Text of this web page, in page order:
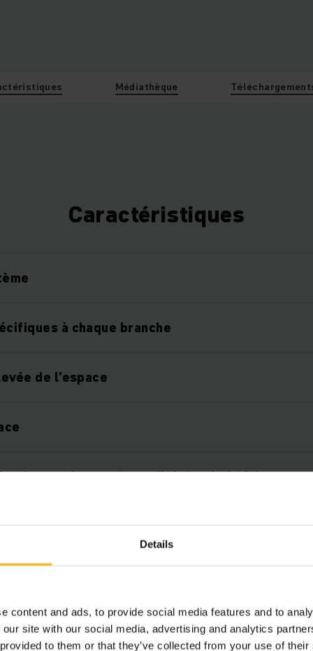
Details
content and ads, to provide social media features and to
site with our social media, advertising and analytics
to them or that they’ve collected from your use of
Médiathèque
Caractéristiques
à chaque branche
de l’espace
palettes de grande qualité Jungheinrich
sécurité